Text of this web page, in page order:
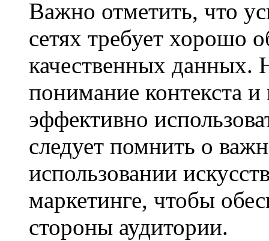
Важно отметить, что
сетях требует хорошо
качественных данных.
понимание контекста
эффективно
следует помнить о
использовании
маркетинге, чтобы
стороны аудитории.